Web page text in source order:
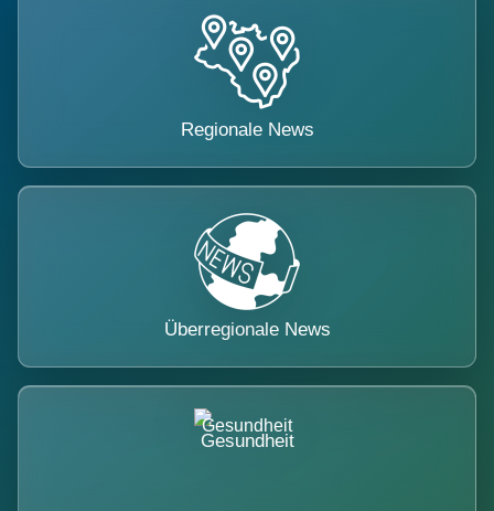
Regionale News
Überregionale News
Gesundheit